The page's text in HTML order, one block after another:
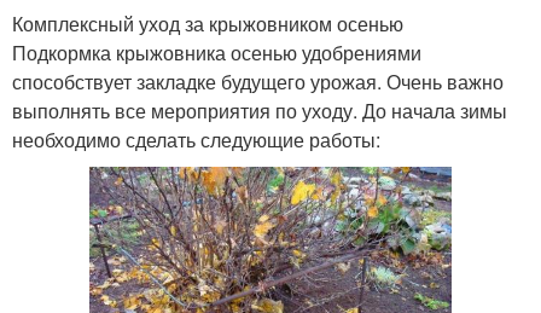
Комплексный уход за крыжовником осенью
Подкормка крыжовника осенью удобрениями
способствует закладке будущего урожая. Очень важно
выполнять все мероприятия по уходу. До начала зимы
необходимо сделать следующие работы: